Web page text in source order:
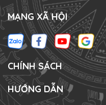
MẠNG XÃ HỘI
CHÍNH SÁCH
HƯỚNG DẪN